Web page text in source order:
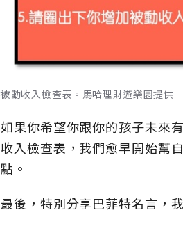
被動收入檢查表。馬哈理財遊樂園提供
如果你希望你跟你的孩子未來
收入檢查表，我們愈早開始幫
點。
最後，特別分享巴菲特名言，